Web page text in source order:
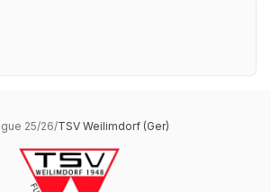
25/26/TSV Weilimdorf (Ger)